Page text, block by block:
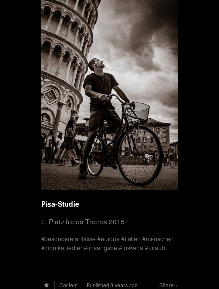
Pisa-Studie
3. Platz freies Thema 2015
besondere anlässe europa italien
menschen
monika fiedler ortsangabe toskana urlaub
Share
Content Published 8 years ago